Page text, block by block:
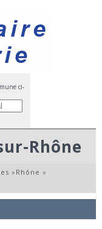
ci-
Rhône
» Rhône »